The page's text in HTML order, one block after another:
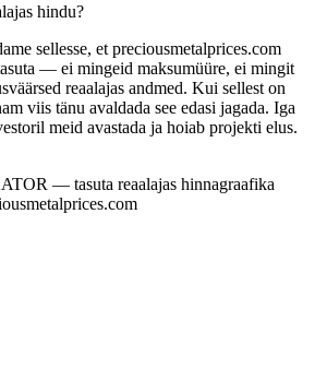
hindu?
sellesse, et preciousmetalprices.com
— ei mingeid maksumüüre, ei mingit
reaalajas andmed. Kui sellest on
viis tänu avaldada see edasi jagada. Iga
meid avastada ja hoiab projekti elus.